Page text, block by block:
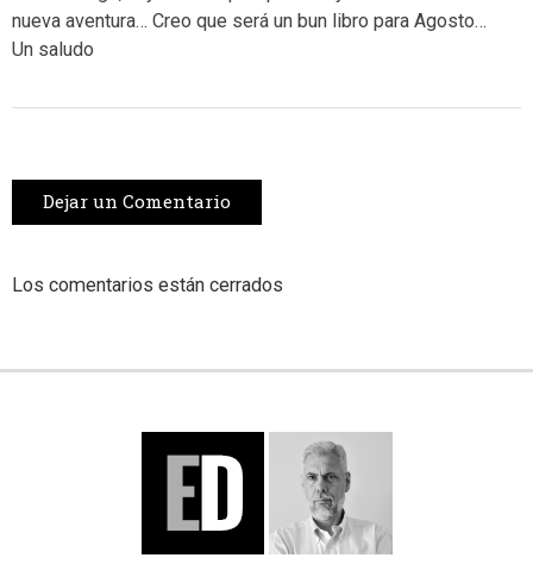
nueva aventura… Creo que será un bun libro para Agosto…
Un saludo
Dejar un Comentario
Los comentarios están cerrados